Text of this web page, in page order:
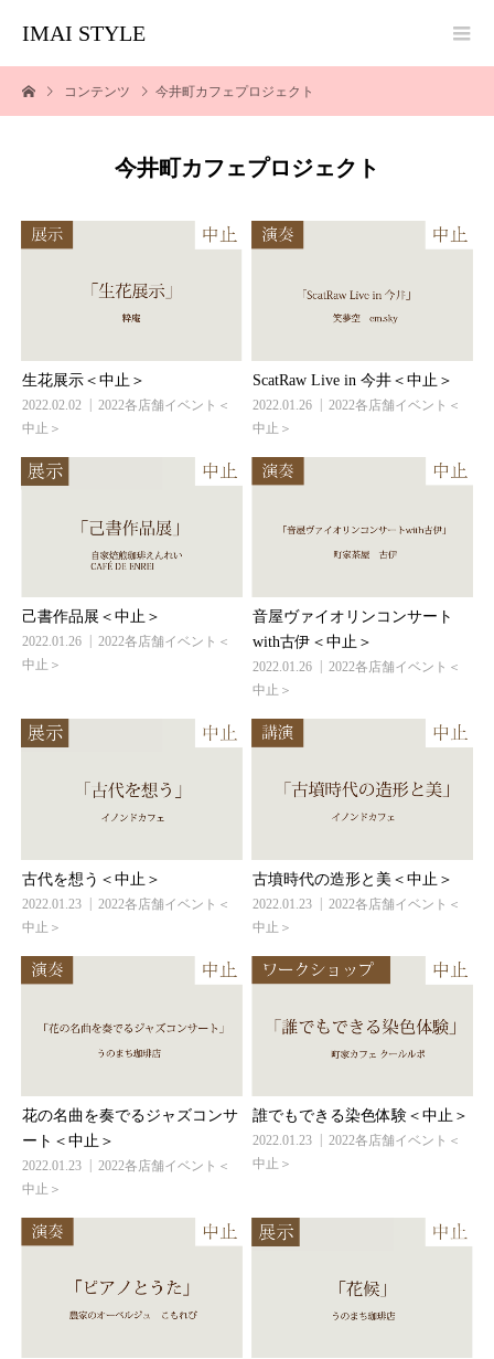
IMAI STYLE
コンテンツ 今井町カフェプロジェクト
今井町カフェプロジェクト
生花展示＜中止＞
2022.02.02
2022各店舗イベント＜
中止＞
ScatRaw Live in 今井＜中止＞
2022.01.26
2022各店舗イベント＜
中止＞
己書作品展＜中止＞
2022.01.26
2022各店舗イベント＜
中止＞
音屋ヴァイオリンコンサート
with古伊＜中止＞
2022.01.26
2022各店舗イベント＜
中止＞
古代を想う＜中止＞
2022.01.23
2022各店舗イベント＜
中止＞
古墳時代の造形と美＜中止＞
2022.01.23
2022各店舗イベント＜
中止＞
花の名曲を奏でるジャズコンサ
ート＜中止＞
2022.01.23
2022各店舗イベント＜
中止＞
誰でもできる染色体験＜中止＞
2022.01.23
2022各店舗イベント＜
中止＞